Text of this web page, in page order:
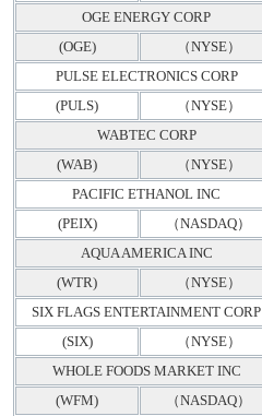
OGE ENERGY CORP
(OGE)
（NYSE）
PULSE ELECTRONICS CORP
(PULS)
（NYSE）
WABTEC CORP
(WAB)
（NYSE）
PACIFIC ETHANOL INC
(PEIX)
（NASDAQ）
AQUA AMERICA INC
(WTR)
（NYSE）
SIX FLAGS ENTERTAINMENT CORP
(SIX)
（NYSE）
WHOLE FOODS MARKET INC
(WFM)
（NASDAQ）